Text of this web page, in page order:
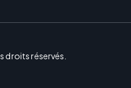
droits réservés.